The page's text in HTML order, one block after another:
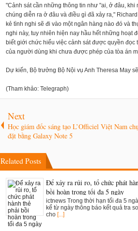
"Cảnh sát cần những thông tin như "ai, ở đâu,
chúng diễn ra ở đâu và điều gì đã xảy ra,"
kẻ tình nghi sẽ đi vào một ngân hàng nào đó và
nghi này, tuy nhiên hiện nay hầu hết những hoạt
biết giới chức hiểu việc cảnh sát được quyền đọc
của người dùng khi chưa được phép của tòa án
Dự kiến, Bộ trưởng Bộ Nội vụ Anh Theresa May
(Tham khảo: Telegraph)
Next
Học giám đốc sáng tạo L’Officiel Việt Nam
đặt bằng Galaxy Note 5
Related Posts
Để xảy ra rủi ro, tổ chức phát
bồi hoàn trong tối đa 5 ngày
ictnews Trong thời hạn tối đa 5
kể từ ngày thông báo kết quả tra
cho [...]